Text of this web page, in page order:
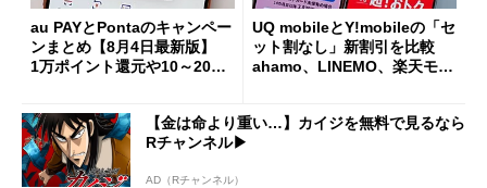
au PAYとPontaのキャンペー
ンまとめ【8月4日最新版】
1万ポイント還元や10～20％
UQ mobileとY!mobileの「セ
ット割なし」新割引を比較
ahamo、LINEMO、楽天モバ
【金は命より重い…】カイジを無料で見るなら
Rチャンネル▶︎
AD（Rチャンネル）